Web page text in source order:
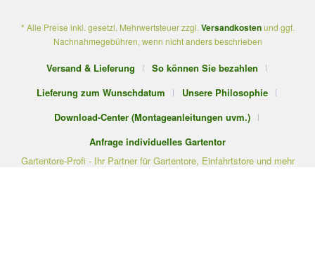
* Alle Preise inkl. gesetzl. Mehrwertsteuer zzgl. Versandkostenund ggf.
Nachnahmegebühren, wenn nicht anders beschrieben
Versand & Lieferung
So können Sie bezahlen
Lieferung zum Wunschdatum
Unsere Philosophie
Download-Center (Montageanleitungen uvm.)
Anfrage individuelles Gartentor
Gartentore-Profi - Ihr Partner für Gartentore, Einfahrtstore und mehr